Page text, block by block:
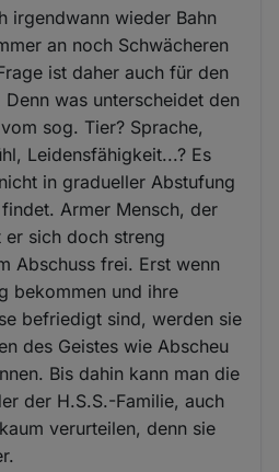
irgendwann wieder Bahn
an noch Schwächeren
ist daher auch für den
was unterscheidet den
sog. Tier? Sprache,
Leidensfähigkeit...? Es
in gradueller Abstufung
Armer Mensch, der
sich doch streng
Abschuss frei. Erst wenn
bekommen und ihre
befriedigt sind, werden sie
des Geistes wie Abscheu
Bis dahin kann man die
der H.S.S.-Familie, auch
verurteilen, denn sie